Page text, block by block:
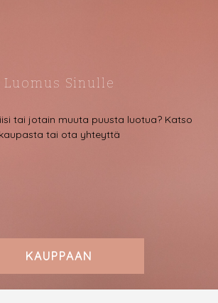
Luomus Sinulle
tai jotain muuta puusta luotua? Katso
kaupasta tai ota yhteyttä
KAUPPAAN